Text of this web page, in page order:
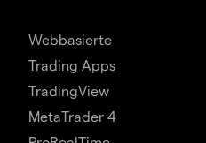
Webbasierte
Trading Apps
TradingView
MetaTrader 4